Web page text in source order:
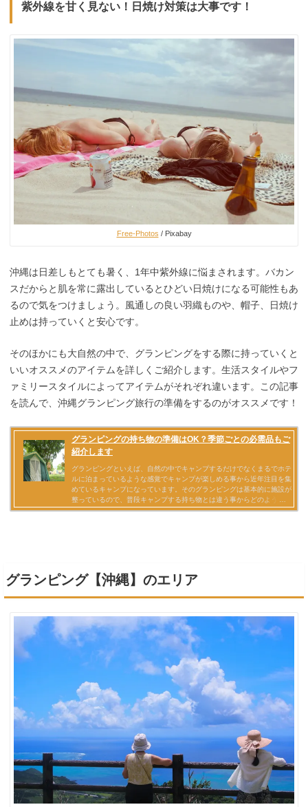
紫外線を甘く見ない！日焼け対策は大事です！
Free-Photos / Pixabay
沖縄は日差しもとても暑く、1年中紫外線に悩まされます。バカン
スだからと肌を常に露出しているとひどい日焼けになる可能性もあ
るので気をつけましょう。風通しの良い羽織ものや、帽子、日焼け
止めは持っていくと安心です。
そのほかにも大自然の中で、グランピングをする際に持っていくと
いいオススメのアイテムを詳しくご紹介します。生活スタイルやフ
ァミリースタイルによってアイテムがそれぞれ違います。この記事
を読んで、沖縄グランピング旅行の準備をするのがオススメです！
グランピング【沖縄】のエリア